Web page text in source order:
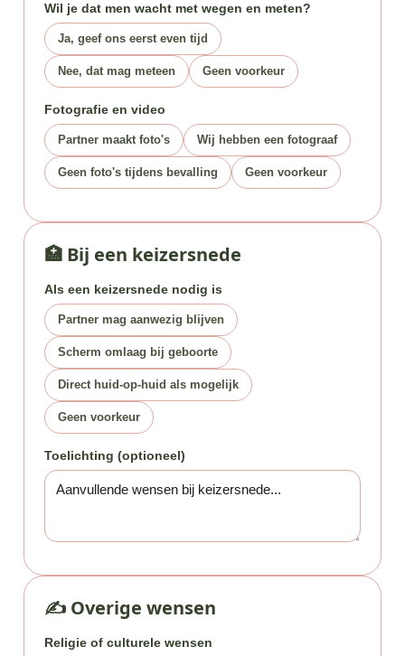
Wil je dat men wacht met wegen en meten?
Ja, geef ons eerst even tijd
Nee, dat mag meteen Geen voorkeur
Fotografie en video
Partner maakt foto's Wij hebben een fotograaf
Geen foto's tijdens bevalling Geen voorkeur
🏥 Bij een keizersnede
Als een keizersnede nodig is
Partner mag aanwezig blijven
Scherm omlaag bij geboorte
Direct huid-op-huid als mogelijk
Geen voorkeur
Toelichting (optioneel)
✍️ Overige wensen
Religie of culturele wensen